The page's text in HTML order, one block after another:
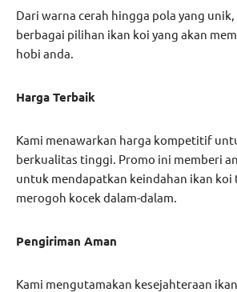
Dari warna cerah hingga pola yang
berbagai pilihan ikan koi yang akan
hobi anda.
Harga Terbaik
Kami menawarkan harga kompetitif
berkualitas tinggi. Promo ini memberi
untuk mendapatkan keindahan ikan koi
merogoh kocek dalam-dalam.
Pengiriman Aman
Kami mengutamakan kesejahteraan